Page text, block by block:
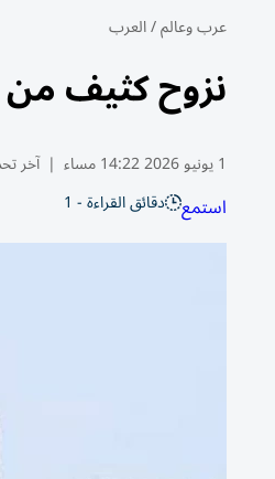
عرب وعالم/العرب
نزوح كثيف من
1 يونيو 2026 14:22 مساء | آخر
استمع دقائق القراءة - 1